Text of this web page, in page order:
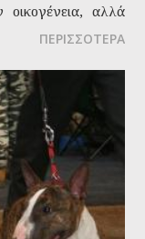
οικογένεια, αλλά
δένεται
ΠΕΡΙΣΣΟΤΕΡΑ